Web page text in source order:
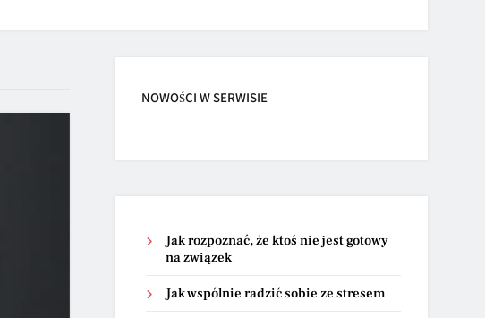
NOWOŚCI W SERWISIE
Jak rozpoznać, że ktoś nie jest gotowy
na związek
Jak wspólnie radzić sobie ze stresem